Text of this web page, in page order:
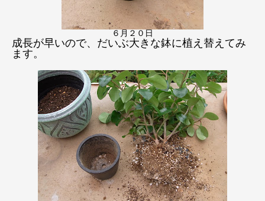
６月２０日
成長が早いので、だいぶ大きな鉢に植え替えてみ
ます。